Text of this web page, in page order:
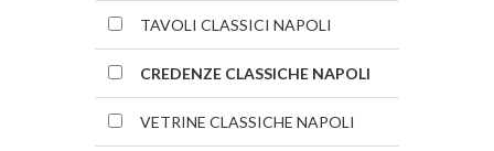
TAVOLI CLASSICI NAPOLI
CREDENZE CLASSICHE NAPOLI
VETRINE CLASSICHE NAPOLI